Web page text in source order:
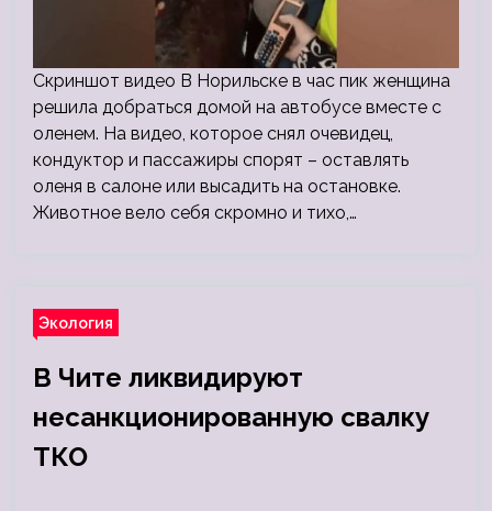
Скриншот видео В Норильске в час пик женщина
решила добраться домой на автобусе вместе с
оленем. На видео, которое снял очевидец,
кондуктор и пассажиры спорят – оставлять
оленя в салоне или высадить на остановке.
Животное вело себя скромно и тихо,…
Экология
В Чите ликвидируют
несанкционированную свалку
ТКО